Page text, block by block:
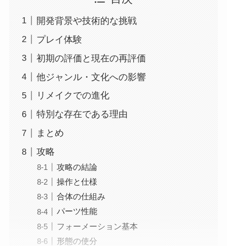
開発背景や技術的な挑戦
プレイ体験
初期の評価と現在の再評価
他ジャンル・文化への影響
リメイクでの進化
特別な存在である理由
まとめ
攻略
攻略の結論
操作と仕様
合体の仕組み
パーツ性能
フォーメーション基本
形態の使分